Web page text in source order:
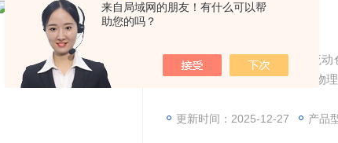
来自局域网的朋友！有什么可以帮
助您的吗？
煤自燃性测定仪采用双气路流
0℃)、常压 (101325Pa) 下的物
更新时间：2025-12-27 产品